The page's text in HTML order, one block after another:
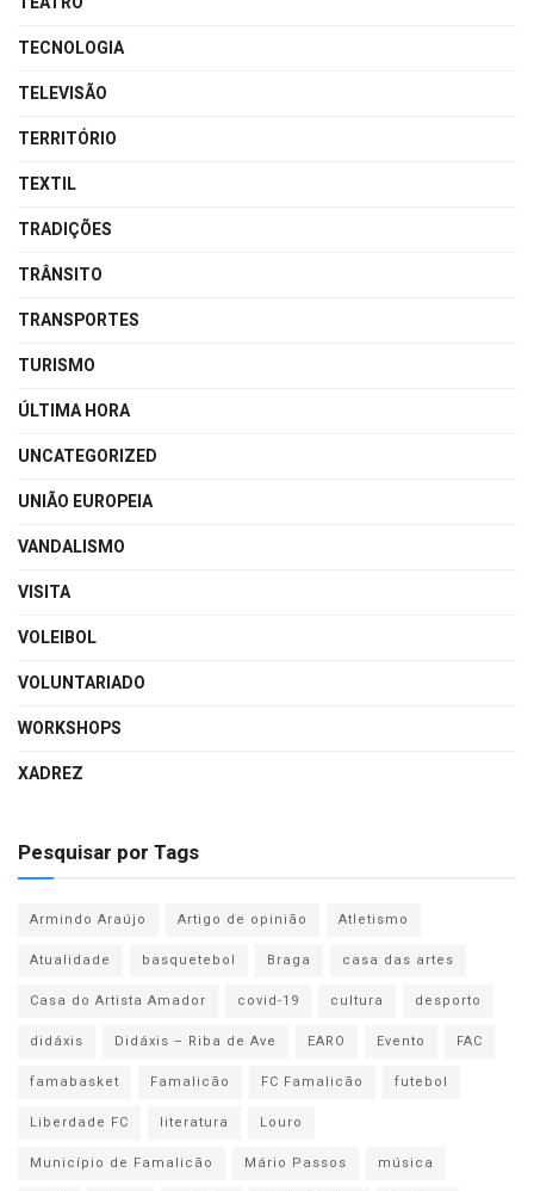
TECNOLOGIA
TELEVISÃO
TERRITÓRIO
TEXTIL
TRADIÇÕES
TRÂNSITO
TRANSPORTES
TURISMO
ÚLTIMA HORA
UNCATEGORIZED
UNIÃO EUROPEIA
VANDALISMO
VISITA
VOLEIBOL
VOLUNTARIADO
WORKSHOPS
XADREZ
Pesquisar por Tags
Armindo Araújo Artigo de opinião
Atletismo
Atualidade
basquetebol Braga
casa das artes
Casa do Artista Amador
covid-19 cultura
desporto
didáxis
Didáxis – Riba de Ave EARO Evento
FAC
famabasket
Famalicão FC Famalicão
futebol
Liberdade FC
literatura
Louro
Município de Famalicão
Mário Passos
música